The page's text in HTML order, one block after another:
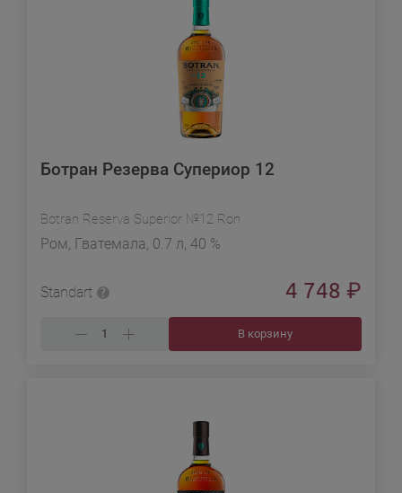
Ботран Резерва Супериор 12
Botran Reserva Superior №12 Ron
Ром, Гватемала, 0.7 л, 40 %
Standart 4 748 ₽
В корзину